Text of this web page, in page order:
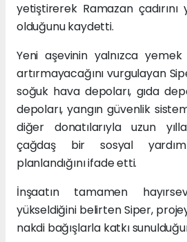
yetiştirerek Ramazan
olduğunu kaydetti.
Yeni aşevinin yalnızca
artırmayacağını vurgulayan
soğuk hava depoları, gıda
depoları, yangın güvenlik
diğer donatılarıyla uzun
çağdaş bir sosyal
planlandığını ifade etti.
İnşaatın tamamen
yükseldiğini belirten Siper,
nakdi bağışlarla katkı